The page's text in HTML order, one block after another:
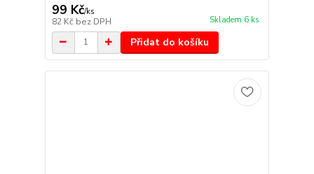
99 Kč/ks
82 Kč bez DPH Skladem 6 ks
Přidat do košíku